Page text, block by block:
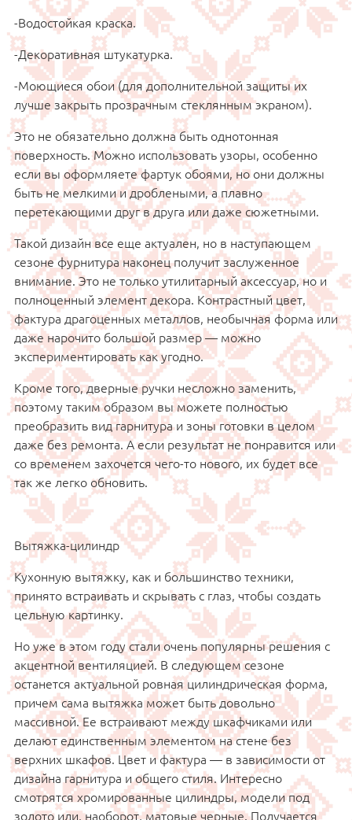
-Водостойкая краска.
-Декоративная штукатурка.
-Моющиеся обои (для дополнительной защиты их
лучше закрыть прозрачным стеклянным экраном).
Это не обязательно должна быть однотонная
поверхность. Можно использовать узоры, особенно
если вы оформляете фартук обоями, но они должны
быть не мелкими и дроблеными, а плавно
перетекающими друг в друга или даже сюжетными.
Такой дизайн все еще актуален, но в наступающем
сезоне фурнитура наконец получит заслуженное
внимание. Это не только утилитарный аксессуар, но и
полноценный элемент декора. Контрастный цвет,
фактура драгоценных металлов, необычная форма или
даже нарочито большой размер — можно
экспериментировать как угодно.
Кроме того, дверные ручки несложно заменить,
поэтому таким образом вы можете полностью
преобразить вид гарнитура и зоны готовки в целом
даже без ремонта. А если результат не понравится или
со временем захочется чего-то нового, их будет все
так же легко обновить.
Вытяжка-цилиндр
Кухонную вытяжку, как и большинство техники,
принято встраивать и скрывать с глаз, чтобы создать
цельную картинку.
Но уже в этом году стали очень популярны решения с
акцентной вентиляцией. В следующем сезоне
останется актуальной ровная цилиндрическая форма,
причем сама вытяжка может быть довольно
массивной. Ее встраивают между шкафчиками или
делают единственным элементом на стене без
верхних шкафов. Цвет и фактура — в зависимости от
дизайна гарнитура и общего стиля. Интересно
смотрятся хромированные цилиндры, модели под
золото или, наоборот, матовые черные. Получается